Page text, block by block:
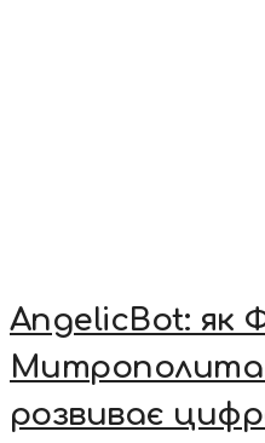
AngelicBot: як
Митрополита
розвиває